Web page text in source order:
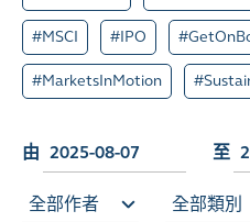
#MSCI #IPO
#MarketsInMotion
由 至
全部作者 全部類別